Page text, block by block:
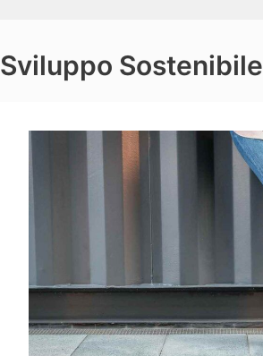
Sviluppo Sostenibile